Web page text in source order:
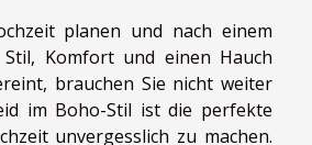
planen und nach einem
Stil, Komfort und einen Hauch
brauchen Sie nicht weiter
im Boho-Stil ist die perfekte
unvergesslich zu machen.